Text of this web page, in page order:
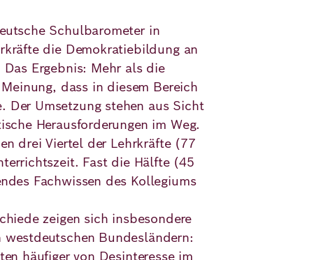
Schulbarometer in
die Demokratiebildung an
Ergebnis: Mehr als die
dass in diesem Bereich
Der Umsetzung stehen aus Sicht
Herausforderungen im Weg.
drei Viertel der Lehrkräfte (77
Fast die Hälfte (45
Fachwissen des Kollegiums
zeigen sich insbesondere
Bundesländern:
häufiger von Desinteresse im